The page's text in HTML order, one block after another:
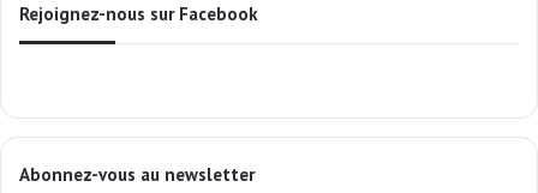
Rejoignez-nous sur Facebook
Abonnez-vous au newsletter